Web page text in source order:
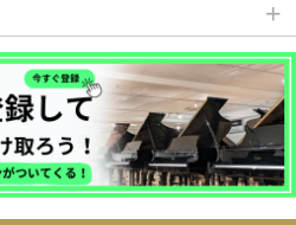
＋
シミュレーション
ス・消音取付可能エリア